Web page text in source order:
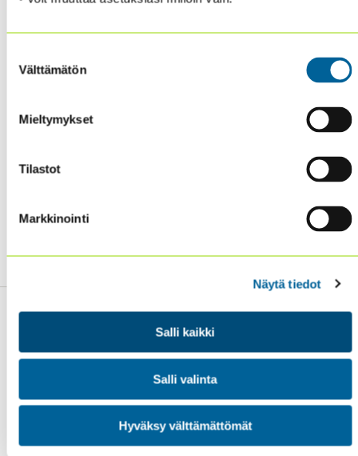
valinta
Välttämätön
Mieltymykset
Tilastot
Markkinointi
Näytä tiedot
Salli kaikki
Salli valinta
Hyväksy välttämättömät
älypuhelinsovelluksena matkapuhelimeesi.
Sisäiset tarkastajat ry / Oy Inreviso Ab
Energiakuja 3
FI 00180 Helsinki
Tel. +358 (0)50 505 6669